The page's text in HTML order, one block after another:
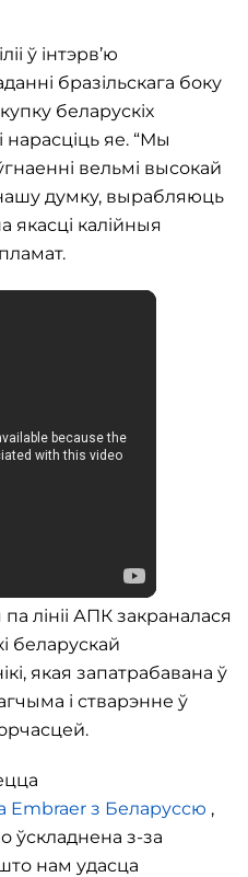
ў інтэрв’ю
бразільскага боку
беларускіх
нарасціць яе. “Мы
вельмі высокай
нашу думку, вырабляюць
калійныя
лініі АПК закраналася
беларускай
якая запатрабавана ў
і стварэнне ў
Embraer з Беларуссю ,
ўскладнена з-за
нам удасца